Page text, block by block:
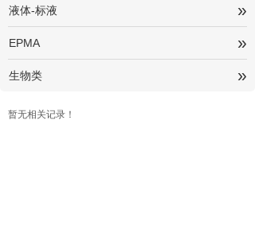
液体-标液 »
EPMA »
生物类 »
暂无相关记录！